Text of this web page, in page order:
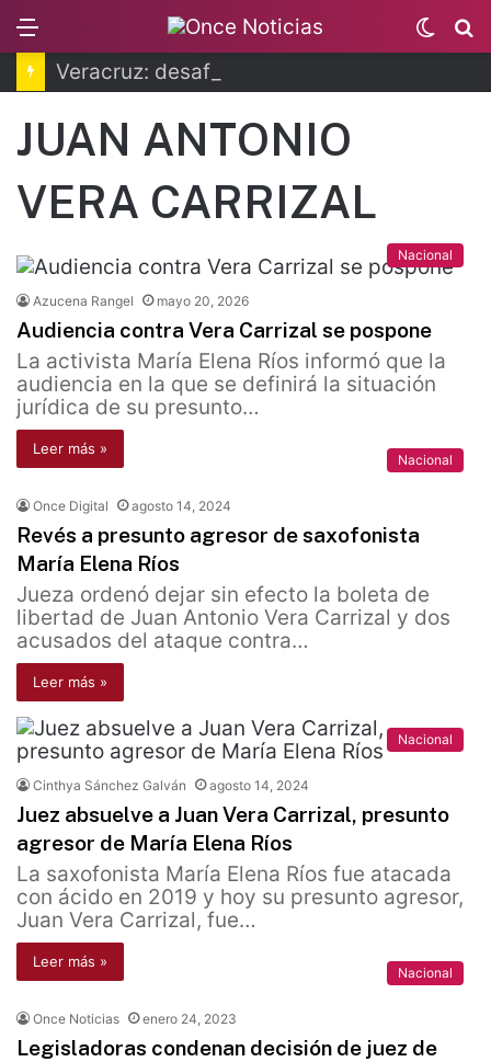
Switch
skin
JUAN ANTONIO
VERA CARRIZAL
Nacional
Azucena Rangel mayo 20, 2026
Audiencia contra Vera Carrizal se pospone
La activista María Elena Ríos informó que la
audiencia en la que se definirá la situación
jurídica de su presunto…
Leer más »
Nacional
Once Digital agosto 14, 2024
Revés a presunto agresor de saxofonista
María Elena Ríos
Jueza ordenó dejar sin efecto la boleta de
libertad de Juan Antonio Vera Carrizal y dos
acusados del ataque contra…
Leer más »
Nacional
Cinthya Sánchez Galván agosto 14, 2024
Juez absuelve a Juan Vera Carrizal, presunto
agresor de María Elena Ríos
La saxofonista María Elena Ríos fue atacada
con ácido en 2019 y hoy su presunto agresor,
Juan Vera Carrizal, fue…
Leer más »
Nacional
Once Noticias enero 24, 2023
Legisladoras condenan decisión de juez de